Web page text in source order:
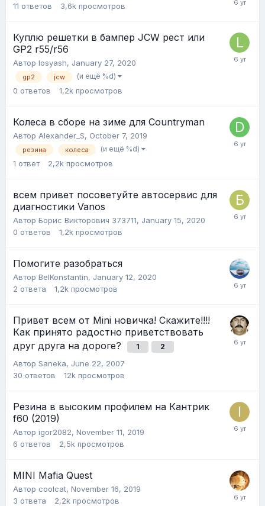
11 ответов 3,6k просмотров
Куплю решетки в бампер JCW рест или
GP2 r55/r56
Автор losyash, January 27, 2020
gp2 jcw (и ещё %d)
0 ответов 1,2k просмотров
Колеса в сборе на зиме для Countryman
Автор Alexander_S, October 7, 2019
резина колеса (и ещё %d)
1 ответ 2,2k просмотров
всем привет посоветуйте автосервис для
диагностики Vanos
Автор Борис Викторович 373711, January 15, 2020
0 ответов 1,2k просмотров
Помогите разобраться
Автор BelKonstantin, January 12, 2020
2 ответа 1,2k просмотров
Привет всем от Mini новичка! Скажите!!!!
Как принято радостно приветствовать
друг друга на дороге?
1 2
Автор Saneka, June 22, 2007
30 ответов 12k просмотров
Резина в высоким профилем на Кантрик
f60 (2019)
Автор igor2082, November 11, 2019
6 ответов 2,5k просмотров
MINI Mafia Quest
Автор coolcat, November 16, 2019
3 ответа 2,2k просмотров